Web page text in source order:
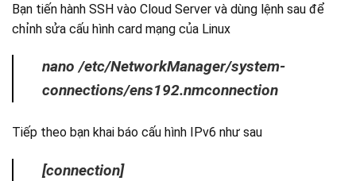
Bạn tiến hành SSH vào Cloud Server và dùng lệnh sau để
chỉnh sửa cấu hình card mạng của Linux
nano /etc/NetworkManager/system-
connections/ens192.nmconnection
Tiếp theo bạn khai báo cấu hình IPv6 như sau
[connection]